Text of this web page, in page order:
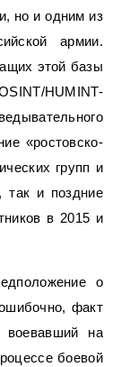
но и одним из
армии.
этой базы
HUMINT-
«ростовско-
групп и
так и поздние
в 2015 и
о
факт
воевавший на
боевой